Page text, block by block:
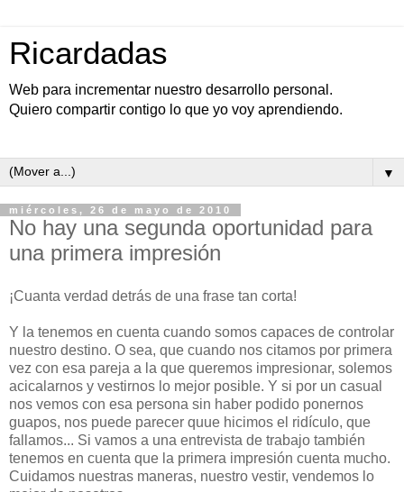
Ricardadas
Web para incrementar nuestro desarrollo personal.
Quiero compartir contigo lo que yo voy aprendiendo.
▼
miércoles, 26 de mayo de 2010
No hay una segunda oportunidad para
una primera impresión
¡Cuanta verdad detrás de una frase tan corta!
Y la tenemos en cuenta cuando somos capaces de controlar
nuestro destino. O sea, que cuando nos citamos por primera
vez con esa pareja a la que queremos impresionar, solemos
acicalarnos y vestirnos lo mejor posible. Y si por un casual
nos vemos con esa persona sin haber podido ponernos
guapos, nos puede parecer quue hicimos el ridículo, que
fallamos... Si vamos a una entrevista de trabajo también
tenemos en cuenta que la primera impresión cuenta mucho.
Cuidamos nuestras maneras, nuestro vestir, vendemos lo